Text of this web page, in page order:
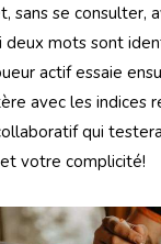
sans se consulter,
deux mots sont
actif essaie
avec les indices
qui
votre complicité!